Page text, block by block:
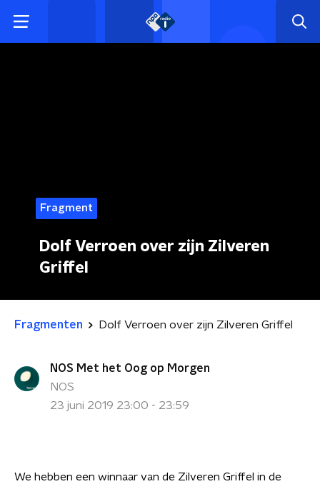
Fragment
Dolf Verroen over zijn Zilveren
Griffel
Fragmenten Dolf Verroen over zijn Zilveren Griffel
NOS Met het Oog op Morgen
NOS
23 juni 2019 23:00 - 23:59
We hebben een winnaar van de Zilveren Griffel in de